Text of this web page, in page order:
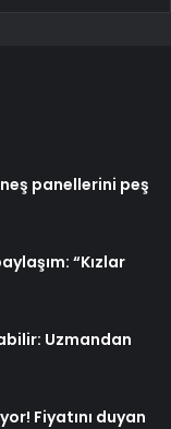
panellerini peş
“Kızlar
Uzmandan
Fiyatını duyan